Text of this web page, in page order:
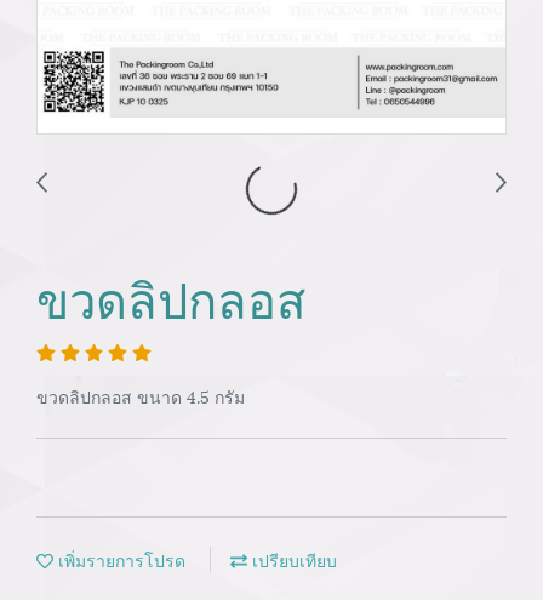
ขวดลิปกลอส
ขวดลิปกลอส ขนาด 4.5 กรัม
เพิ่มรายการโปรด เปรียบเทียบ